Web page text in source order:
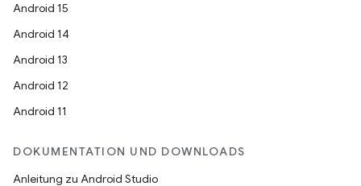
Android 15
Android 14
Android 13
Android 12
Android 11
DOKUMENTATION UND DOWNLOADS
Anleitung zu Android Studio